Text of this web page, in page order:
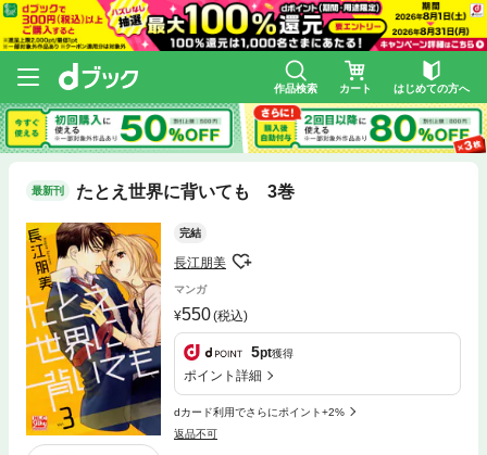
作品検索 カート はじめての方へ
最新刊 たとえ世界に背いても 3巻
完結
長江朋美
マンガ
550(税込)
5pt獲得
ポイント詳細
dカード利用でさらにポイント+2%
返品不可